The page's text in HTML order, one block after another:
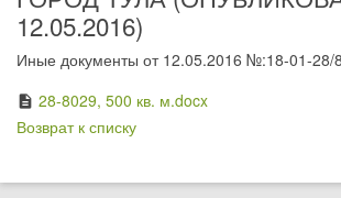
12.05.2016)
Иные документы от 12.05.2016 №:18-01-28/
description 28-8029, 500 кв. м.docx
Возврат к списку